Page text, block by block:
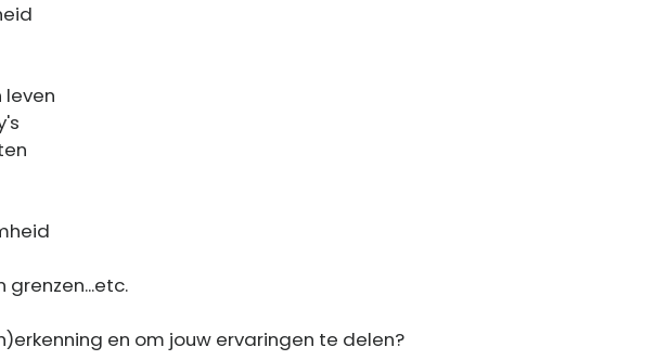
leven
grenzen...etc.
en om jouw ervaringen te delen?